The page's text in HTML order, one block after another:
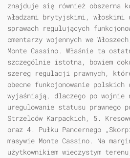
znajduje się również obszerna
władzami brytyjskimi, włoskimi
sprawach regulujących
cmentarzy wojennych we
Monte Cassino. Właśnie ta
szczególnie istotna, bowiem
szereg regulacji prawnych,
obecne funkcjonowanie polskich
wyjaśniają, dlaczego po wojnie
uregulowanie statusu prawnego
Strzelców Karpackich, 5.
oraz 4. Pułku Pancernego
masywie Monte Cassino. Na
użytkownikiem wieczystym